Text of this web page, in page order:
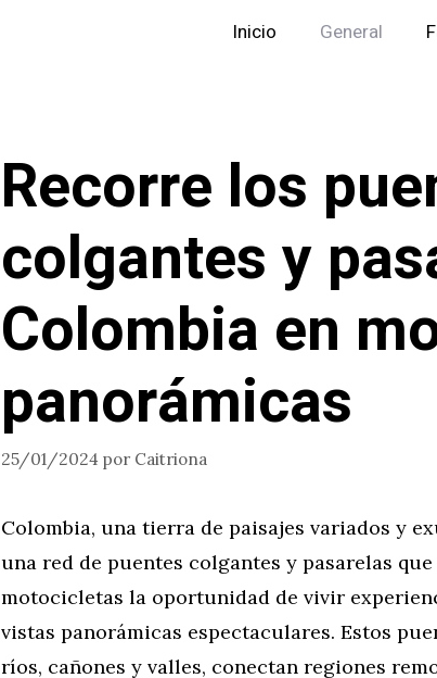
Inicio General
Recorre los
colgantes y
Colombia en
panorámicas
25/01/2024 por Caitriona
Colombia, una tierra de paisajes variados y
una red de puentes colgantes y pasarelas
motocicletas la oportunidad de vivir
vistas panorámicas espectaculares. Estos
ríos, cañones y valles, conectan regiones